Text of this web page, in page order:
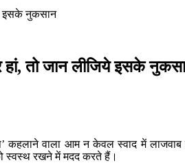
इसके नुकसान
तो जान लीजिये इसके
कहलाने वाला आम न केवल स्वाद में
स्वस्थ रखने में मदद करते हैं।